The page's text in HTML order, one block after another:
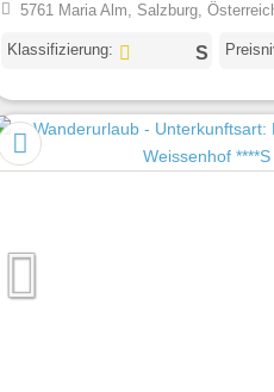
5761 Maria Alm, Salzburg,
Klassifizierung: